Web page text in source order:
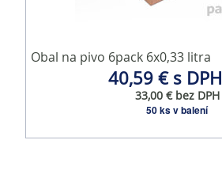
Obal na pivo 6pack 6x0,33 litra
40,59 € s DPH
33,00 € bez DPH
50 ks v balení